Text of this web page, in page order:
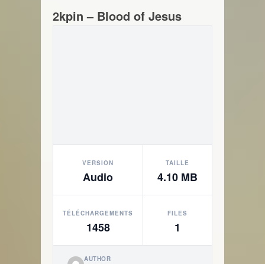
2kpin – Blood of Jesus
VERSION
Audio
TAILLE
4.10 MB
TÉLÉCHARGEMENTS
1458
FILES
1
AUTHOR